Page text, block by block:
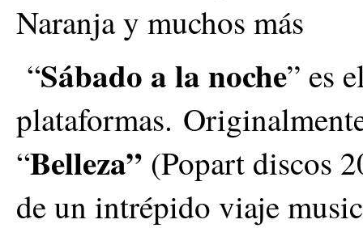
Naranja y muchos más
“Sábado a la noche” es
plataformas.
“Belleza” (Popart discos
de un intrépido viaje